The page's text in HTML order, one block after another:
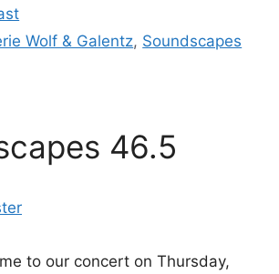
Wolf & Galentz, Soundscapes
46.5
to our concert on Thursday,